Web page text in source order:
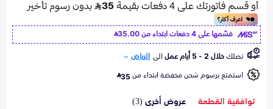
قسّمها على 4 دفعات ابتداء من
35.00
تصلكخلال 2 - 5 أيام عمل الى الرياض
استمتع برسوم شحن مخفضة ابتداء من35
توافقية القطعة عروض أخرى (3)